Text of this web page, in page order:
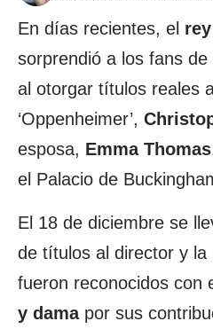
En días recientes, el
sorprendió a los fans
al otorgar títulos reales
‘Oppenheimer’,
esposa, Emma Thomas
el Palacio de
El 18 de diciembre se
de títulos al director y la
fueron reconocidos con
y damapor sus